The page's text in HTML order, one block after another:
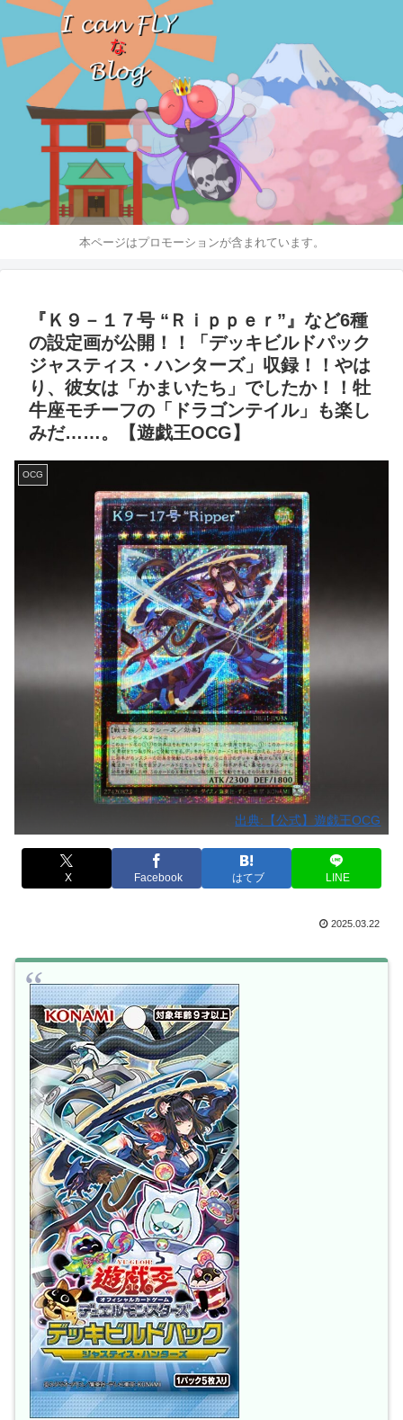
本ページはプロモーションが含まれています。
『Ｋ９－１７号 “Ｒｉｐｐｅｒ”』など6種
の設定画が公開！！「デッキビルドパック
ジャスティス・ハンターズ」収録！！やは
り、彼女は「かまいたち」でしたか！！牡
牛座モチーフの「ドラゴンテイル」も楽し
みだ……。【遊戯王OCG】
OCG
出典:【公式】遊戯王OCG
X Facebook はてブ LINE
2025.03.22